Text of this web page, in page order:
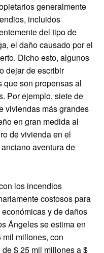
generalmente
incluidos
del tipo de
el daño causado por el
Dicho esto, algunos
dejar de escribir
que son propensas al
Por ejemplo, siete de
viviendas más grandes
en gran medida al
de vivienda en el
aventura de
los incendios
costosos para
y de daños
Ángeles se estima en
millones, con
$ 25 mil millones a $